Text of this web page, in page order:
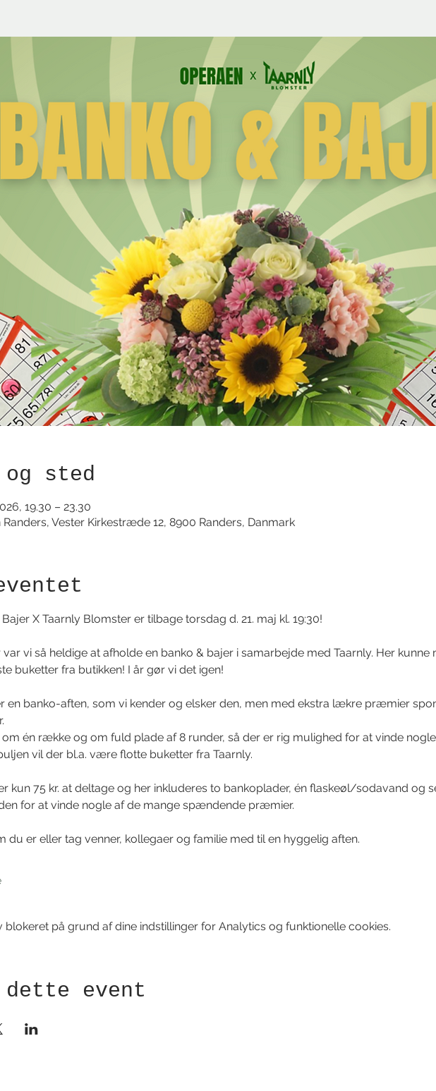
sted
19.30 – 23.30
Randers, Vester Kirkestræde 12, 8900 Randers, Danmark
X Taarnly Blomster er tilbage torsdag d. 21. maj kl. 19:30!
var vi så heldige at afholde en banko & bajer i samarbejde med Taarnly. Her kunne
buketter fra butikken! I år gør vi det igen!
en banko-aften, som vi kender og elsker den, men med ekstra lækre præmier
om én række og om fuld plade af 8 runder, så der er rig mulighed for at vinde
vil der bl.a. være flotte buketter fra Taarnly.
kun 75 kr. at deltage og her inkluderes to bankoplader, én flaskeøl/sodavand og
for at vinde nogle af de mange spændende præmier.
du er eller tag venner, kollegaer og familie med til en hyggelig aften.
blokeret på grund af dine indstillinger for Analytics og funktionelle cookies.
dette event